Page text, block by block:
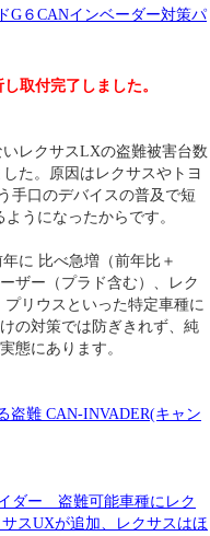
６CANインベーダー対策パ
取付完了しました。
レクサスLXの盗難被害台数
た。原因はレクサスやトヨ
手口のデバイスの普及で短
うになったからです。
に 比べ急増（前年比＋
ザー（プラド含む）、レク
リウスといった特定車種に
の対策では防ぎきれず、純
態にあります。
盗難 CAN-INVADER(キャン
ダー 盗難可能車種にレク
スUXが追加、レクサスはほ